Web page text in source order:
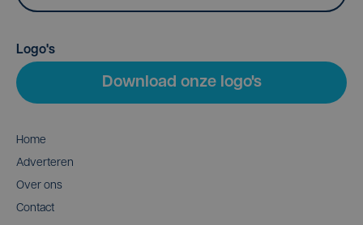
Logo's
Download onze logo's
Home
Adverteren
Over ons
Contact